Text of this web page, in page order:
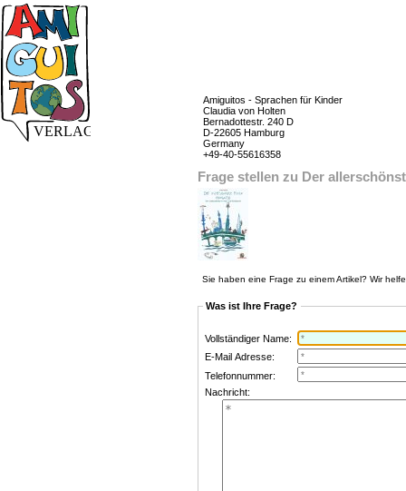
Amiguitos - Sprachen für Kinder
Claudia von Holten
Bernadottestr. 240 D
D-22605 Hamburg
Germany
+49-40-55616358
Frage stellen zu Der
Sie haben eine Frage zu einem Artikel? Wir
Was ist Ihre Frage?
Vollständiger Name:
E-Mail Adresse:
Telefonnummer:
Nachricht: